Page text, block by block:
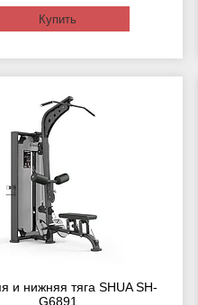
Купить
и нижняя тяга SHUA SH-
G6891